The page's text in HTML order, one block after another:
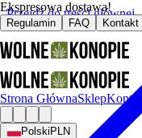
Przejdź do treści głównej
Ekspresowa dostawa!
Regulamin FAQ Kontakt
Strona GłównaSklepKontakt
Polski PLN